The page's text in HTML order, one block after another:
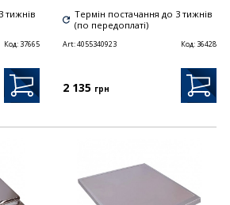
тижнів
Код: 37665
Термін постачання до 3 тижнів
(по передоплаті)
Art:4055340923 Код: 36428
2 135 грн